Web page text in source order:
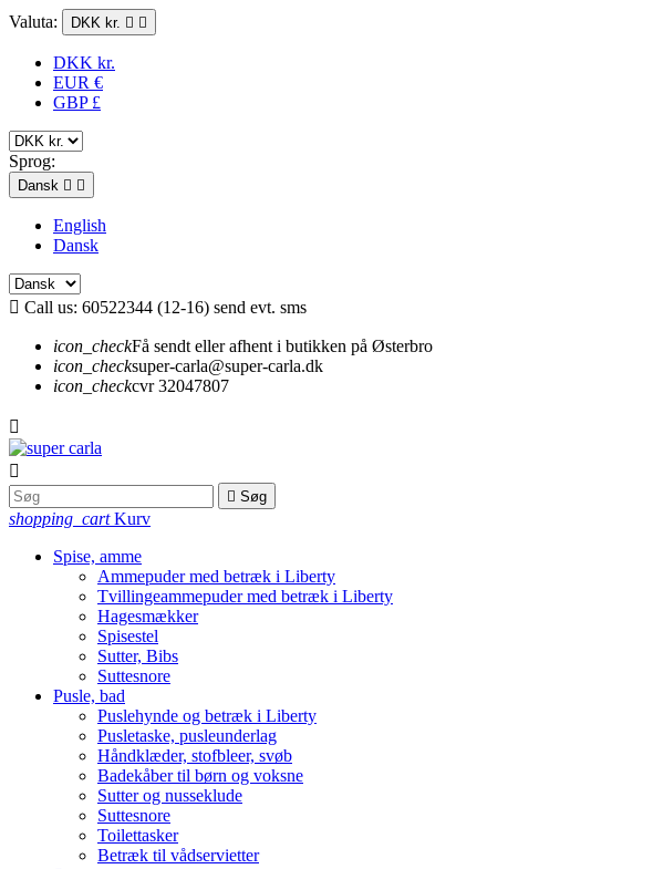
Valuta: DKK kr.  
DKK kr.
EUR €
GBP £
Sprog:
Dansk  
English
Dansk
 Call us: 60522344 (12-16) send evt. sms
icon_checkFå sendt eller afhent i butikken på Østerbro
icon_checksuper-carla@super-carla.dk
icon_checkcvr 32047807


 Søg
shopping_cart Kurv
Spise, amme
Ammepuder med betræk i Liberty
Tvillingeammepuder med betræk i Liberty
Hagesmækker
Spisestel
Sutter, Bibs
Suttesnore
Pusle, bad
Puslehynde og betræk i Liberty
Pusletaske, pusleunderlag
Håndklæder, stofbleer, svøb
Badekåber til børn og voksne
Sutter og nusseklude
Suttesnore
Toilettasker
Betræk til vådservietter